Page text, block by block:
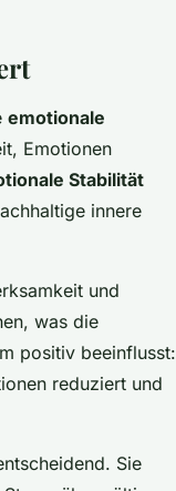
emotionale
Emotionen
Stabilität
innere
und
was die
positiv beeinflusst:
reduziert und
Sie